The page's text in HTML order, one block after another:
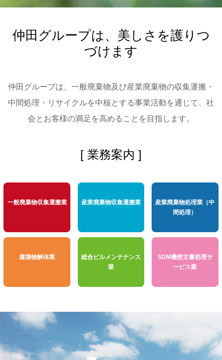
仲田グループは、美しさを護りつ
づけます
仲田グループは、一般廃棄物及び産業廃棄物の収集運搬・
中間処理・リサイクルを中核とする事業活動を通じて、社
会とお客様の満足を高めることを目指します。
[ 業務案内 ]
一般廃棄物収集運搬業 産業廃棄物収集運搬業
産業廃棄物処理業（中
間処理）
建築物解体業
総合ビルメンテナンス
業
SDM機密文書処理サ
ービス業